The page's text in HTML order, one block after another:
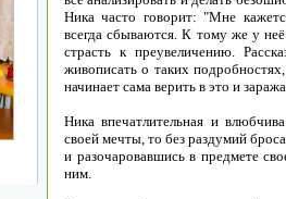
Ника часто говорит: "Мне
всегда сбываются. К тому же у
страсть к преувеличению.
живописать о таких
начинает сама верить в это и
Ника впечатлительная и
своей мечты, то без раздумий
и разочаровавшись в предмете
ним.